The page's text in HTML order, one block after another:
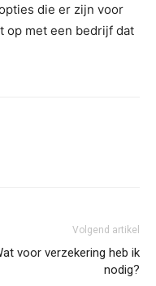
die er zijn voor
op met een bedrijf dat
Volgend artikel
voor verzekering heb ik
nodig?